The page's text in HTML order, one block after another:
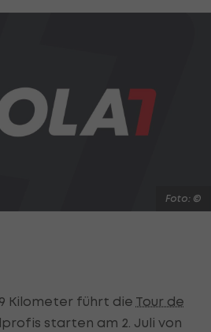
Foto: ©
Kilometer führt die Tour de
starten am 2. Juli von